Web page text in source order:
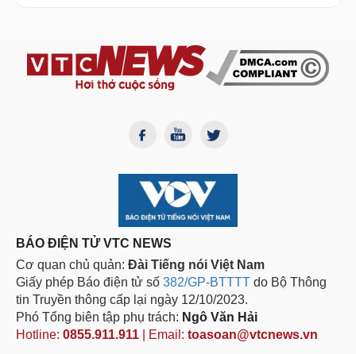
BÁO ĐIỆN TỬ VTC NEWS
Cơ quan chủ quản: Đài Tiếng nói Việt Nam
Giấy phép Báo điện tử số 382/GP-BTTTT do Bộ Thông
tin Truyền thông cấp lại ngày 12/10/2023.
Phó Tổng biên tập phụ trách: Ngô Văn Hải
Hotline: 0855.911.911 | Email: toasoan@vtcnews.vn